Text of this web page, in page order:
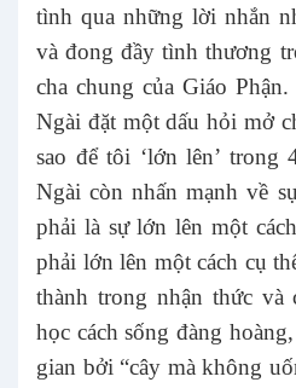
tình qua những lời nhắn
và đong đầy tình thương
cha chung của Giáo
Ngài đặt một dấu hỏi mở
sao để tôi ‘lớn lên’ trong
Ngài còn nhấn mạnh về
phải là sự lớn lên một
phải lớn lên một cách cụ
thành trong nhận thức và
học cách sống đàng
gian bởi “cây mà không